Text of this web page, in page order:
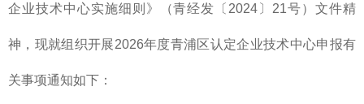
企业技术中心实施细则》（青经发〔2024〕21号）文件精
神，现就组织开展2026年度青浦区认定企业技术中心申报有
关事项通知如下：